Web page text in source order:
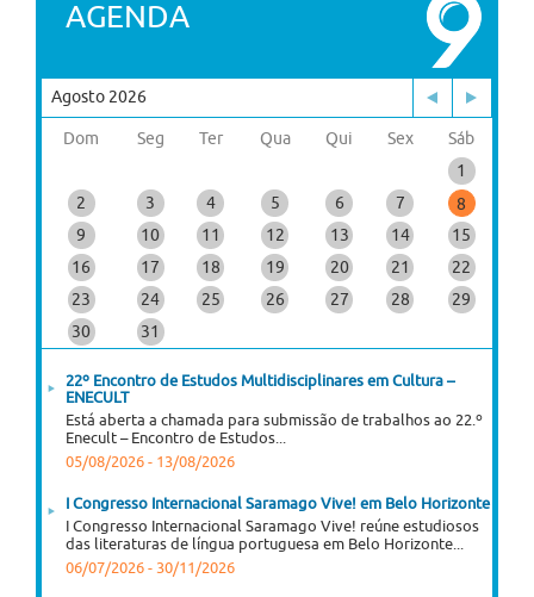
AGENDA
Agosto 2026
Dom Seg Ter Qua Qui Sex
Sáb
1
2
3 4 5 6 7
8
9
10 11 12 13 14
15
16
17 18 19 20 21
22
23
24 25 26 27 28
29
30
31
22º Encontro de Estudos Multidisciplinares em Cultura –
ENECULT
Está aberta a chamada para submissão de trabalhos ao 22.º
Enecult – Encontro de Estudos...
05/08/2026 - 13/08/2026
I Congresso Internacional Saramago Vive! em Belo Horizonte
I Congresso Internacional Saramago Vive! reúne estudiosos
das literaturas de língua portuguesa em Belo Horizonte...
06/07/2026 - 30/11/2026